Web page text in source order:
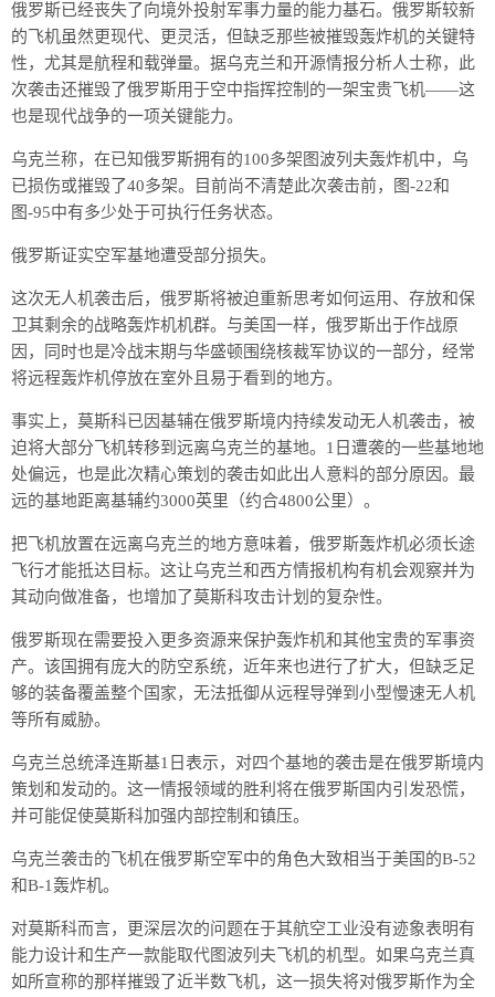
俄罗斯已经丧失了向境外投射军事力量的能力基石。俄罗斯较新
的飞机虽然更现代、更灵活，但缺乏那些被摧毁轰炸机的关键特
性，尤其是航程和载弹量。据乌克兰和开源情报分析人士称，此
次袭击还摧毁了俄罗斯用于空中指挥控制的一架宝贵飞机——这
也是现代战争的一项关键能力。
乌克兰称，在已知俄罗斯拥有的100多架图波列夫轰炸机中，乌
已损伤或摧毁了40多架。目前尚不清楚此次袭击前，图-22和
图-95中有多少处于可执行任务状态。
俄罗斯证实空军基地遭受部分损失。
这次无人机袭击后，俄罗斯将被迫重新思考如何运用、存放和保
卫其剩余的战略轰炸机机群。与美国一样，俄罗斯出于作战原
因，同时也是冷战末期与华盛顿围绕核裁军协议的一部分，经常
将远程轰炸机停放在室外且易于看到的地方。
事实上，莫斯科已因基辅在俄罗斯境内持续发动无人机袭击，被
迫将大部分飞机转移到远离乌克兰的基地。1日遭袭的一些基地地
处偏远，也是此次精心策划的袭击如此出人意料的部分原因。最
远的基地距离基辅约3000英里（约合4800公里）。
把飞机放置在远离乌克兰的地方意味着，俄罗斯轰炸机必须长途
飞行才能抵达目标。这让乌克兰和西方情报机构有机会观察并为
其动向做准备，也增加了莫斯科攻击计划的复杂性。
俄罗斯现在需要投入更多资源来保护轰炸机和其他宝贵的军事资
产。该国拥有庞大的防空系统，近年来也进行了扩大，但缺乏足
够的装备覆盖整个国家，无法抵御从远程导弹到小型慢速无人机
等所有威胁。
乌克兰总统泽连斯基1日表示，对四个基地的袭击是在俄罗斯境内
策划和发动的。这一情报领域的胜利将在俄罗斯国内引发恐慌，
并可能促使莫斯科加强内部控制和镇压。
乌克兰袭击的飞机在俄罗斯空军中的角色大致相当于美国的B-52
和B-1轰炸机。
对莫斯科而言，更深层次的问题在于其航空工业没有迹象表明有
能力设计和生产一款能取代图波列夫飞机的机型。如果乌克兰真
如所宣称的那样摧毁了近半数飞机，这一损失将对俄罗斯作为全